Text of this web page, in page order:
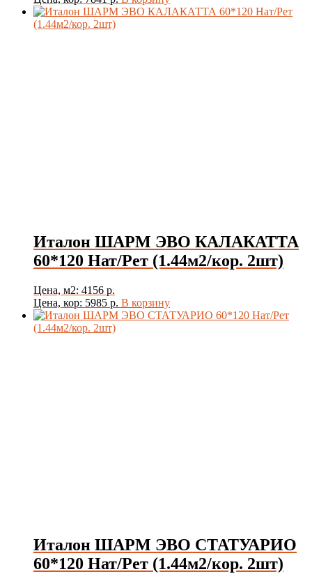
Италон ШАРМ ЭВО КАЛАКАТТА
60*120 Нат/Рет (1.44м2/кор. 2шт)
Цена, м2: 4156 р.
Цена, кор: 5985 р. В корзину
Италон ШАРМ ЭВО СТАТУАРИО
60*120 Нат/Рет (1.44м2/кор. 2шт)